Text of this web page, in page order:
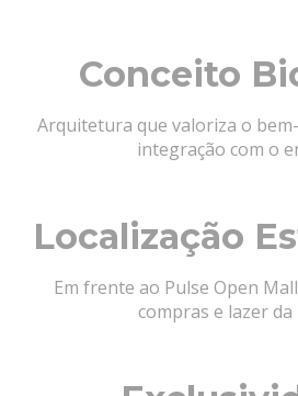
Conceito
Arquitetura que valoriza o
integração com o
Localização
Em frente ao Pulse Open
compras e lazer da